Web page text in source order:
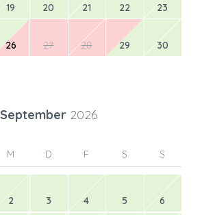
19 20 21 22 23
26 27 28 29 30
September 2026
M D F S S
2 3 4 5 6